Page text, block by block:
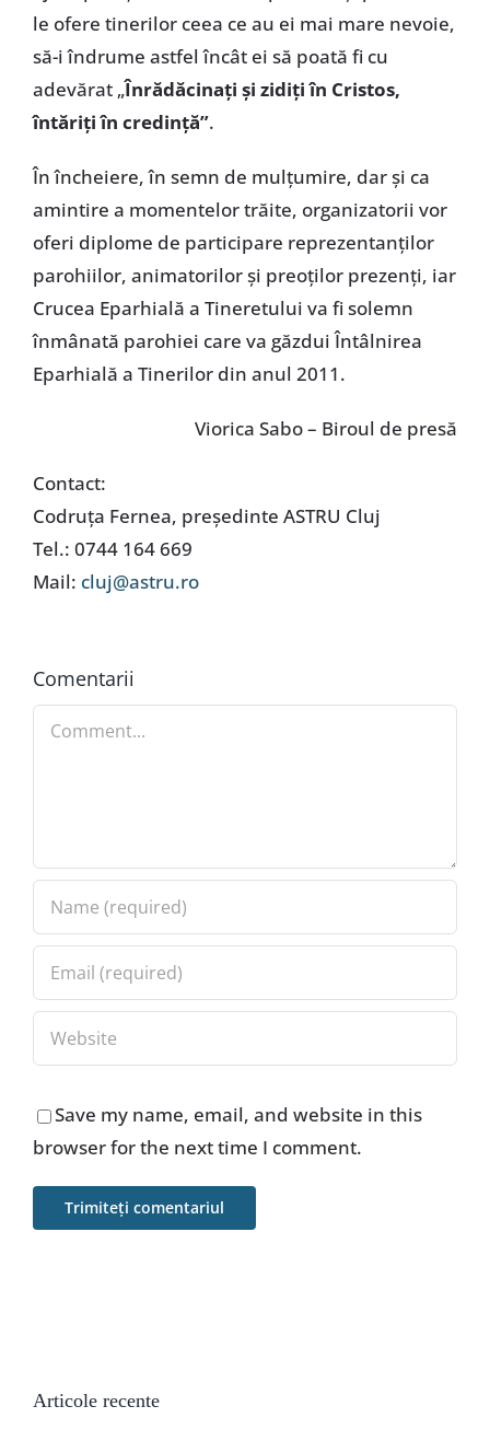
le ofere tinerilor ceea ce au ei mai mare nevoie,
să-i îndrume astfel încât ei să poată fi cu
adevărat „Înrădăcinaţi şi zidiţi în Cristos,
întăriţi în credinţă”.
În încheiere, în semn de mulţumire, dar şi ca
amintire a momentelor trăite, organizatorii vor
oferi diplome de participare reprezentanţilor
parohiilor, animatorilor şi preoţilor prezenţi, iar
Crucea Eparhială a Tineretului va fi solemn
înmânată parohiei care va găzdui Întâlnirea
Eparhială a Tinerilor din anul 2011.
Viorica Sabo – Biroul de presă
Contact:
Codruţa Fernea, preşedinte ASTRU Cluj
Tel.: 0744 164 669
Mail: cluj@astru.ro
Comentarii
Comment
Save my name, email, and website in this
browser for the next time I comment.
Articole recente